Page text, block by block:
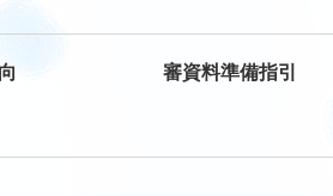
審資料準備指引